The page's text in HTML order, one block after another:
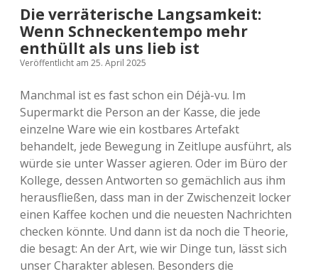
Die verräterische Langsamkeit:
Wenn Schneckentempo mehr
enthüllt als uns lieb ist
Veröffentlicht am 25. April 2025
Manchmal ist es fast schon ein Déjà-vu. Im
Supermarkt die Person an der Kasse, die jede
einzelne Ware wie ein kostbares Artefakt
behandelt, jede Bewegung in Zeitlupe ausführt, als
würde sie unter Wasser agieren. Oder im Büro der
Kollege, dessen Antworten so gemächlich aus ihm
herausfließen, dass man in der Zwischenzeit locker
einen Kaffee kochen und die neuesten Nachrichten
checken könnte. Und dann ist da noch die Theorie,
die besagt: An der Art, wie wir Dinge tun, lässt sich
unser Charakter ablesen. Besonders die